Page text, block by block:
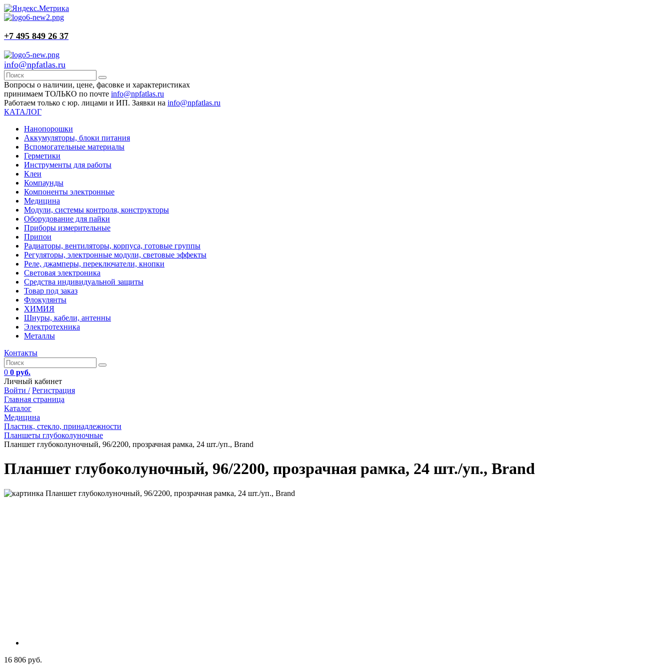
+7 495 849 26 37
info@npfatlas.ru
Вопросы о наличии, цене, фасовке и характеристиках
принимаем ТОЛЬКО по почте info@npfatlas.ru
Работаем только с юр. лицами и ИП. Заявки на info@npfatlas.ru
КАТАЛОГ
Нанопорошки
Аккумуляторы, блоки питания
Вспомогательные материалы
Герметики
Инструменты для работы
Клеи
Компаунды
Компоненты электронные
Медицина
Модули, системы контроля, конструкторы
Оборудование для пайки
Приборы измерительные
Припои
Радиаторы, вентиляторы, корпуса, готовые группы
Регуляторы, электронные модули, световые эффекты
Реле, джамперы, переключатели, кнопки
Световая электроника
Средства индивидуальной защиты
Товар под заказ
Флокулянты
ХИМИЯ
Шнуры, кабели, антенны
Электротехника
Металлы
Контакты
0 0 руб.
Личный кабинет
Войти / Регистрация
Главная страница
Каталог
Медицина
Пластик, стекло, принадлежности
Планшеты глубоколуночные
Планшет глубоколуночный, 96/2200, прозрачная рамка, 24 шт./уп., Brand
Планшет глубоколуночный, 96/2200, прозрачная рамка, 24 шт./уп., Brand
16 806 руб.